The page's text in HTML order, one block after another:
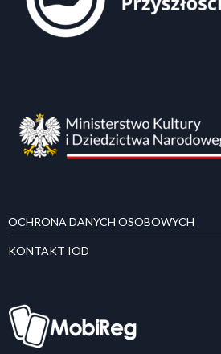
OCHRONA DANYCH OSOBOWYCH
KONTAKT IOD